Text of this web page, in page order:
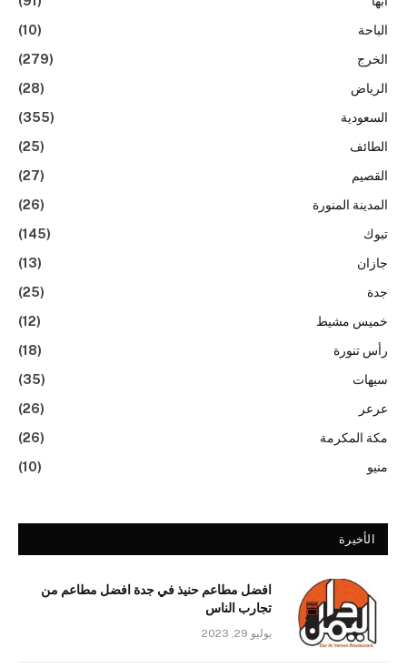
الباحة
(10)
الخرج
(279)
الرياض
(28)
السعودية
(355)
الطائف
(25)
القصيم
(27)
المدينة المنورة
(26)
تبوك
(145)
جازان
(13)
جدة
(25)
خميس مشيط
(12)
رأس تنورة
(18)
سيهات
(35)
عرعر
(26)
مكة المكرمة
(26)
منيو
(10)
الأخيرة
افضل مطاعم حنيذ في جدة افضل مطاعم من
تجارب الناس
يوليو 29, 2023